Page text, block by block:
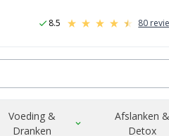
check 8.5 80
Voeding &
Dranken
expand_more
Afslanken &
Detox